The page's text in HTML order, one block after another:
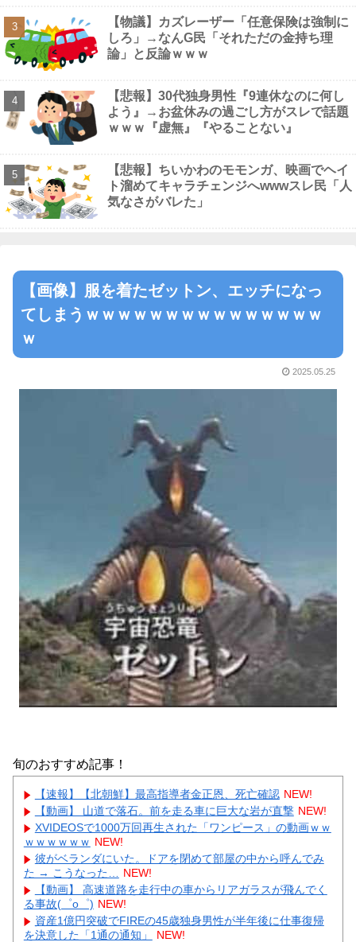
Powered by livedoor 相互RSS
【物議】カズレーザー「任意保険は強制に
しろ」→なんG民「それただの金持ち理
論」と反論ｗｗｗ
【悲報】30代独身男性『9連休なのに何し
よう』→お盆休みの過ごし方がスレで話題
ｗｗｗ『虚無』『やることない』
【悲報】ちいかわのモモンガ、映画でヘイ
ト溜めてキャラチェンジへwwwスレ民「人
気なさがバレた」
【画像】服を着たゼットン、エッチになっ
てしまうｗｗｗｗｗｗｗｗｗｗｗｗｗｗｗ
ｗ
2025.05.25
旬のおすすめ記事！
【速報】【北朝鮮】最高指導者金正恩、死亡確認 NEW!
【動画】 山道で落石。前を走る車に巨大な岩が直撃 NEW!
XVIDEOSで1000万回再生された「ワンピース」の動画ｗｗ
ｗｗｗｗｗｗ NEW!
彼がベランダにいた。ドアを閉めて部屋の中から呼んでみ
た → こうなった…
NEW!
【動画】 高速道路を走行中の車からリアガラスが飛んでく
る事故(゜o゜) NEW!
資産1億円突破でFIREの45歳独身男性が半年後に仕事復帰
を決意した「1通の通知」
NEW!